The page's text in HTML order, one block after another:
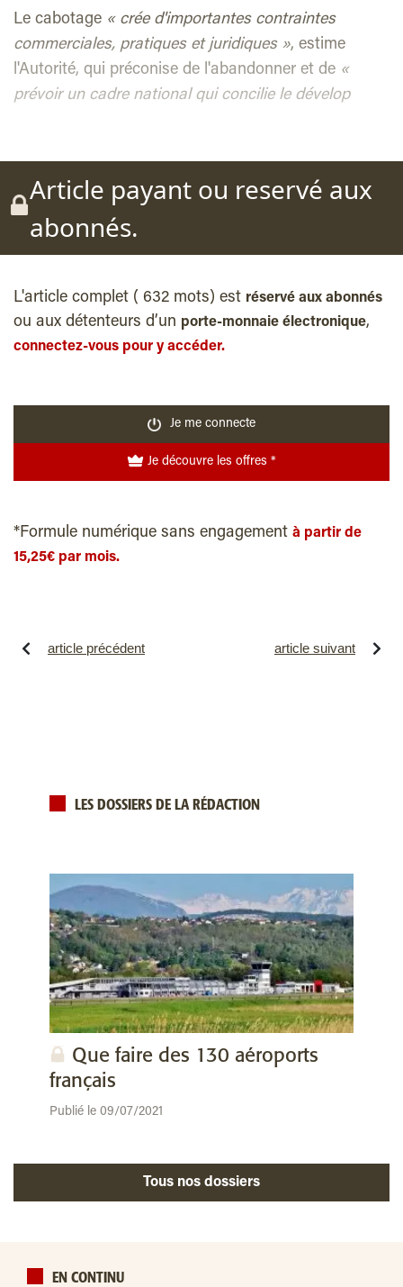
Le cabotage « crée d'importantes contraintes
commerciales, pratiques et juridiques », estime
l'Autorité, qui préconise de l'abandonner et de «
prévoir un cadre national qui concilie le dévelop
Article payant ou reservé aux
abonnés.
L'article complet ( 632 mots) est réservé aux abonnés
ou aux détenteurs d’un porte-monnaie électronique,
connectez-vous pour y accéder.
Je me connecte
Je découvre les offres *
*Formule numérique sans engagement à partir de
15,25€ par mois.
article précédent article suivant
LES DOSSIERS DE LA RÉDACTION
Que faire des 130 aéroports
français
Publié le 09/07/2021
Tous nos dossiers
EN CONTINU